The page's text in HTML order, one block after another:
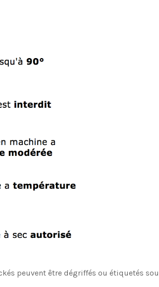
peuvent être dégriffés ou étiquetés